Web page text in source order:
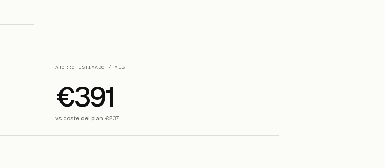
AHORRO ESTIMADO / MES
€391
vs coste del plan €237